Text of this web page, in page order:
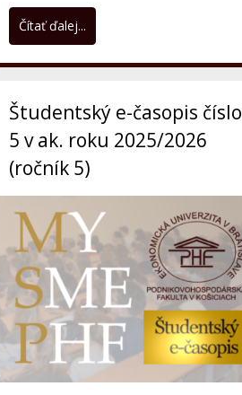
od...
Čítať ďalej...
Študentský e-časopis číslo
5 v ak. roku 2025/2026
(ročník 5)